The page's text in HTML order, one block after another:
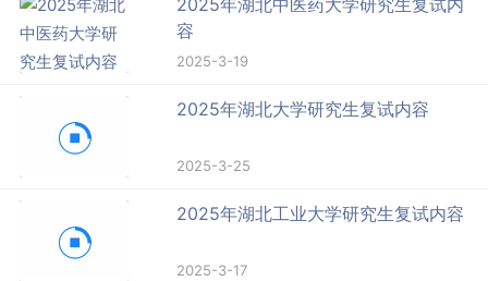
2025年湖北中医药大学研究生复试内
容
2025-3-19
2025年湖北大学研究生复试内容
2025-3-25
2025年湖北工业大学研究生复试内容
2025-3-17